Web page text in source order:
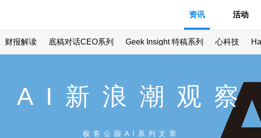
资讯 活动
财报解读 底稿对话CEO系列 Geek Insight 特稿系列 心科技
AI新浪潮观察
极客公园AI系列文章